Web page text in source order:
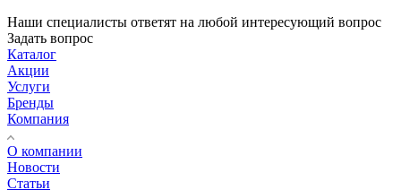
Наши специалисты ответят на любой интересующий вопрос
Задать вопрос
Каталог
Акции
Услуги
Бренды
Компания
О компании
Новости
Статьи